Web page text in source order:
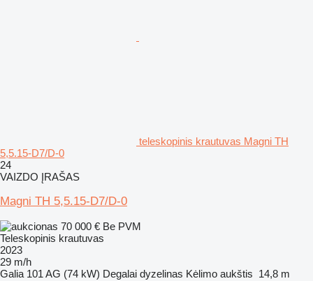
teleskopinis krautuvas Magni TH
5,5.15-D7/D-0
24
VAIZDO ĮRAŠAS
Magni TH 5,5.15-D7/D-0
70 000 € Be PVM
Teleskopinis krautuvas
2023
29 m/h
Galia 101 AG (74 kW) Degalai dyzelinas Kėlimo aukštis 14,8 m